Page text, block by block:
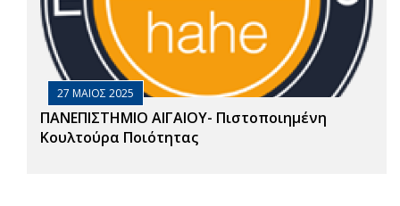
27 ΜΑΙΟΣ 2025
ΠΑΝΕΠΙΣΤΗΜΙΟ ΑΙΓΑΙΟΥ- Πιστοποιημένη
Κουλτούρα Ποιότητας